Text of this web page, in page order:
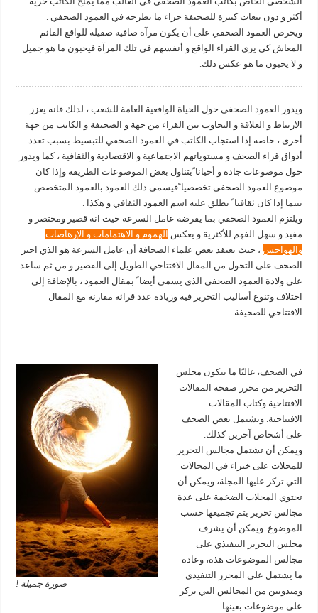
أكثر و دون تبعات كبيرة للصحيفة جراء ما يطرحه في العمود الصحفي .
ويحرص العمود الصحفي على أن يكون مرآة صافية صقيلة للواقع القائم
المعاش كي يرى القراء الواقع و أنفسهم في تلك المرآة فيحبون ما هو جميل
و لا يحبون ما هو عكس ذلك.
ويدور العمود الصحفي حول الحياة الواقعية العامة للشعب ، لذلك فانه يعزز
الارتباط و العلاقة و التجاوب بين القراء من جهة و الصحيفة و الكاتب من جهة
أخرى ، خاصة إذا استجاب الكاتب في العمود الصحفي للتبسيط بسبب تعدد
أذواق قراء الصحف و مستوياتهم الاجتماعية و الاقتصادية والثقافية ، كما ويدور
حول موضوعات جادة و أحيانا ًيتناول بعض الموضوعات الطريفة وإذا كان
موضوع العمود الصحفي تخصصيا ًفيسمى ذلك العمود بالعمود المتخصص
بينما إذا كان ثقافيا ً يطلق عليه اسم العمود الثقافي و هكذا .
ويلتزم العمود الصحفي بما يفرضه عامل السرعة حيث انه قصير ومختصر و
مفيد و سهل الفهم للأكثرية و يعكس الهموم و الاهتمامات و الإرهاصات
والهواجس ، حيث يعتقد بعض علماء الصحافة أن عامل السرعة هو الذي اجبر
الصحف على التحول من المقال الافتتاحي الطويل إلى القصير و من ثم ساعد
على ولادة العمود الصحفي الذي يسمى أيضا ً بمقال العمود ، بالإضافة إلى
اختلاف وتنوع أساليب التحرير فيه وزيادة عدد قرائه مقارنة مع المقال
الافتتاحي للصحيفة .
صورة جميلة !
في الصحف، غالبًا ما يتكون مجلس
التحرير من محرر صفحة المقالات
الافتتاحية وكتاب المقالات
الافتتاحية. وتشتمل بعض الصحف
على أشخاص آخرين كذلك.
ويمكن أن تشتمل مجالس التحرير
للمجلات على خبراء في المجالات
التي تركز عليها المجلة، ويمكن أن
تحتوي المجلات الضخمة على عدة
مجالس تحرير يتم تجميعها حسب
الموضوع. ويمكن أن يشرف
مجلس التحرير التنفيذي على
مجالس الموضوعات هذه، وعادة
ما يشتمل على المحرر التنفيذي
ومندوبين من المجالس التي تركز
على موضوعات بعينها.